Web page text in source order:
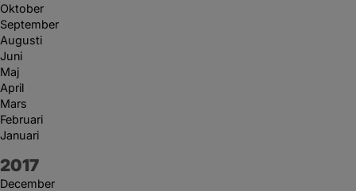
Oktober
September
Augusti
Juni
Maj
April
Mars
Februari
Januari
År:
2017
December